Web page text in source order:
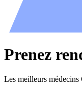
Prenez
Les meilleurs